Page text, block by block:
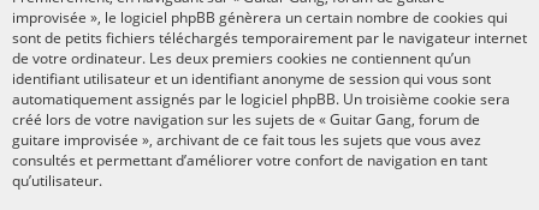
improvisée », le logiciel phpBB génèrera un certain nombre de cookies qui
sont de petits fichiers téléchargés temporairement par le navigateur internet
de votre ordinateur. Les deux premiers cookies ne contiennent qu’un
identifiant utilisateur et un identifiant anonyme de session qui vous sont
automatiquement assignés par le logiciel phpBB. Un troisième cookie sera
créé lors de votre navigation sur les sujets de « Guitar Gang, forum de
guitare improvisée », archivant de ce fait tous les sujets que vous avez
consultés et permettant d’améliorer votre confort de navigation en tant
qu’utilisateur.